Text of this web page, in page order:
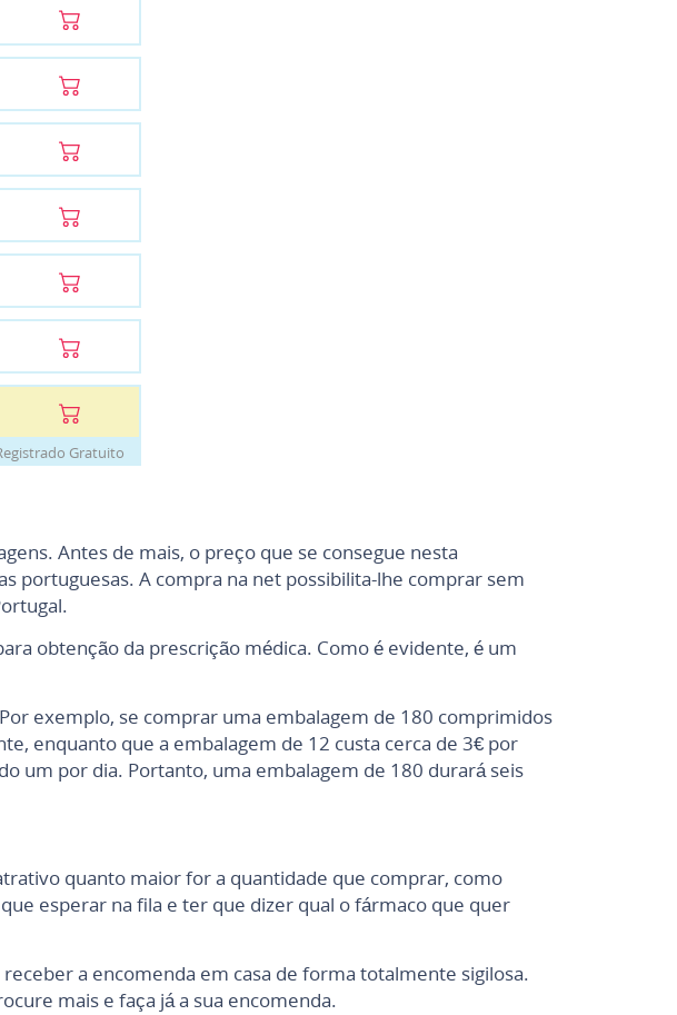
Gratuito
Antes de mais, o preço que se consegue nesta
portuguesas. A compra na net possibilita-lhe comprar sem
obtenção da prescrição médica. Como é evidente, é um
exemplo, se comprar uma embalagem de 180 comprimidos
enquanto que a embalagem de 12 custa cerca de 3€ por
um por dia. Portanto, uma embalagem de 180 durará seis
quanto maior for a quantidade que comprar, como
esperar na fila e ter que dizer qual o fármaco que quer
a encomenda em casa de forma totalmente sigilosa.
mais e faça já a sua encomenda.